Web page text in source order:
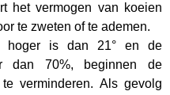
het vermogen van koeien
te zweten of te ademen.
hoger is dan 21° en de
dan 70%, beginnen de
verminderen. Als gevolg